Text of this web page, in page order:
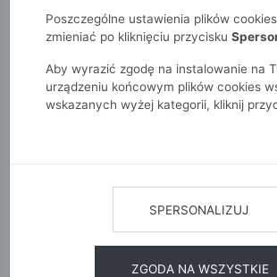
Poszczególne ustawienia plików
zmieniać po kliknięciu przycisku
Aby wyrazić zgodę na instalowanie na
urządzeniu końcowym plików cookies
wskazanych wyżej kategorii, kliknij
SPERSONALIZUJ
ZGODA NA WSZYSTKIE